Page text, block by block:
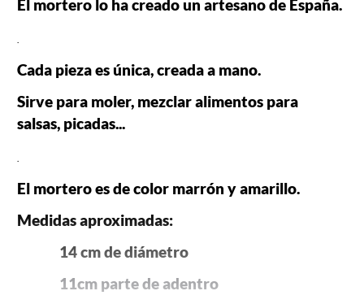
El mortero lo ha creado un artesano de España.
Cada pieza es única, creada a mano.
Sirve para moler, mezclar alimentos para
salsas, picadas...
El mortero es de color marrón y amarillo.
Medidas aproximadas:
             14 cm de diámetro
11cm parte de adentro